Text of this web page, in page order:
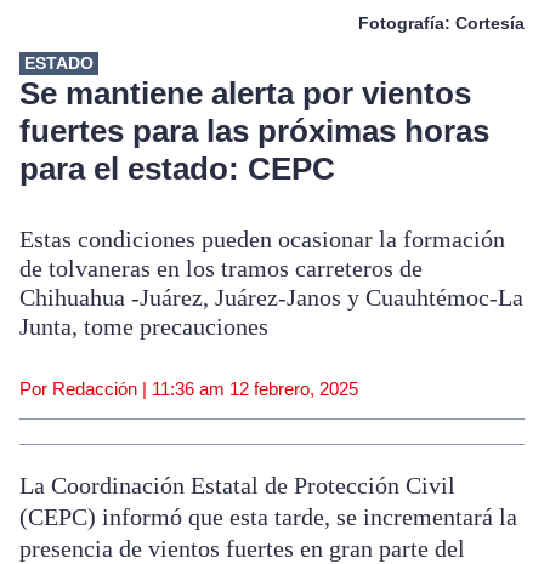
Fotografía: Cortesía
ESTADO
Se mantiene alerta por vientos
fuertes para las próximas horas
para el estado: CEPC
Estas condiciones pueden ocasionar la formación
de tolvaneras en los tramos carreteros de
Chihuahua -Juárez, Juárez-Janos y Cuauhtémoc-La
Junta, tome precauciones
Por Redacción | 11:36 am 12 febrero, 2025
La Coordinación Estatal de Protección Civil
(CEPC) informó que esta tarde, se incrementará la
presencia de vientos fuertes en gran parte del